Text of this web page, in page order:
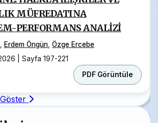
MÜFREDATINA
PERFORMANS ANALİZİ
Erdem Öngün Özge Ercebe
Sayfa 197-221
PDF Görüntüle